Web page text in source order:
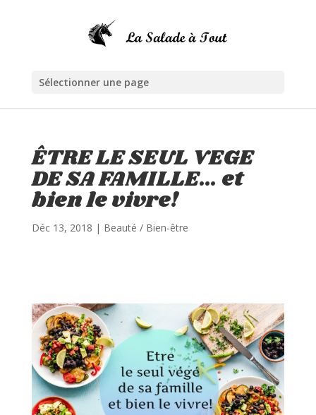
Sélectionner une page
ÊTRE LE SEUL VEGE
DE SA FAMILLE… et
bien le vivre!
Déc 13, 2018 | Beauté / Bien-être